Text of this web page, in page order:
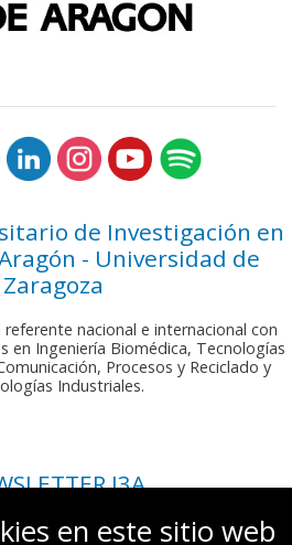
de Investigación en
- Universidad de
Zaragoza
nacional e internacional con
en Ingeniería Biomédica, Tecnologías
Procesos y Reciclado y
Industriales.
I3A
mensual, envíanos un correo a:
en este sitio web